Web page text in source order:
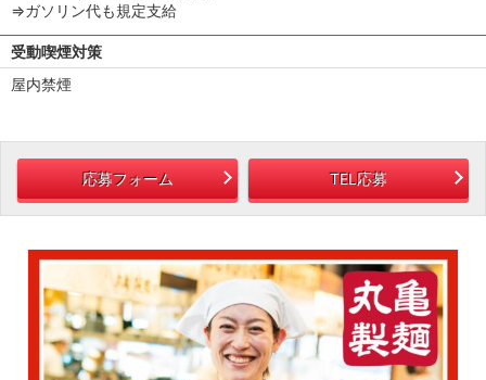
⇒ガソリン代も規定支給
受動喫煙対策
屋内禁煙
応募フォーム TEL応募